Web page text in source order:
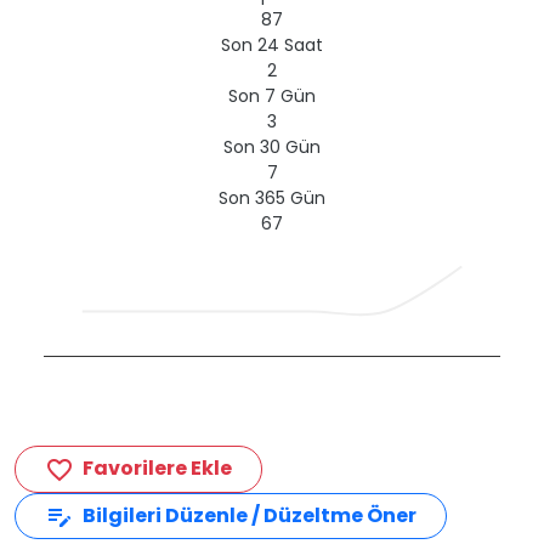
87
Son 24 Saat
2
Son 7 Gün
3
Son 30 Gün
7
Son 365 Gün
67
favorite_border Favorilere Ekle
edit_note Bilgileri Düzenle / Düzeltme Öner